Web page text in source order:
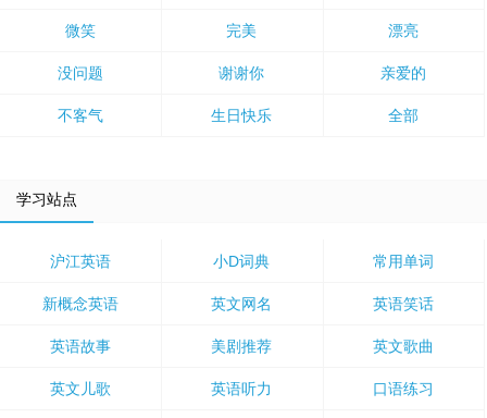
微笑 完美 漂亮
没问题 谢谢你 亲爱的
不客气 生日快乐 全部
学习站点
沪江英语 小D词典 常用单词
新概念英语 英文网名 英语笑话
英语故事 美剧推荐 英文歌曲
英文儿歌 英语听力 口语练习